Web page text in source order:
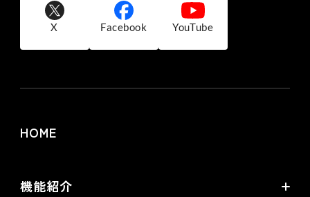
X Facebook YouTube
HOME
機能紹介